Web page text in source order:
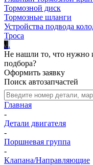
Тормозной диск
Тормозные шланги
Устройства подвода
Троса
...
Не нашли то, что нужно
подбора?
Оформить заявку
Поиск автозапчастей
Главная
-
Детали двигателя
-
Поршневая группа
-
Клапана/Направляющие